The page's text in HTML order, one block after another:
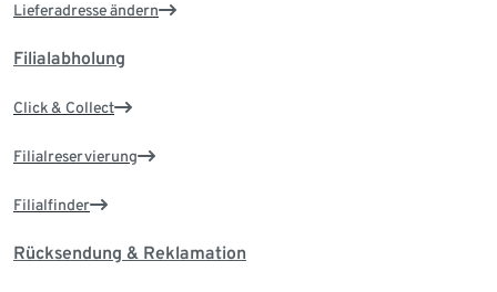
Lieferadresse ändern
Filialabholung
Click & Collect
Filialreservierung
Filialfinder
Rücksendung & Reklamation